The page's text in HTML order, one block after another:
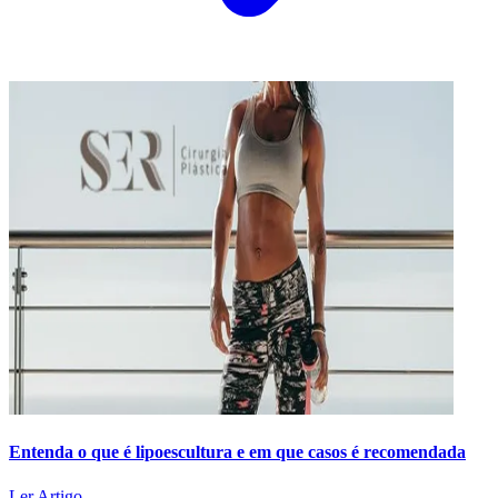
Entenda o que é lipoescultura e em que casos é recomendada